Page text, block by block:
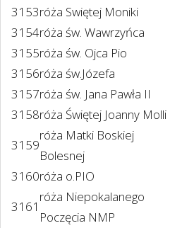
3153róża Swiętej Moniki
3154róża św. Wawrzyńca
3155róża św. Ojca Pio
3156róża św.Józefa
3157róża św. Jana Pawła II
3158róża Świętej Joanny Molli
3159
róża Matki Boskiej
Bolesnej
3160róża o.PIO
3161
róża Niepokalanego
Poczęcia NMP